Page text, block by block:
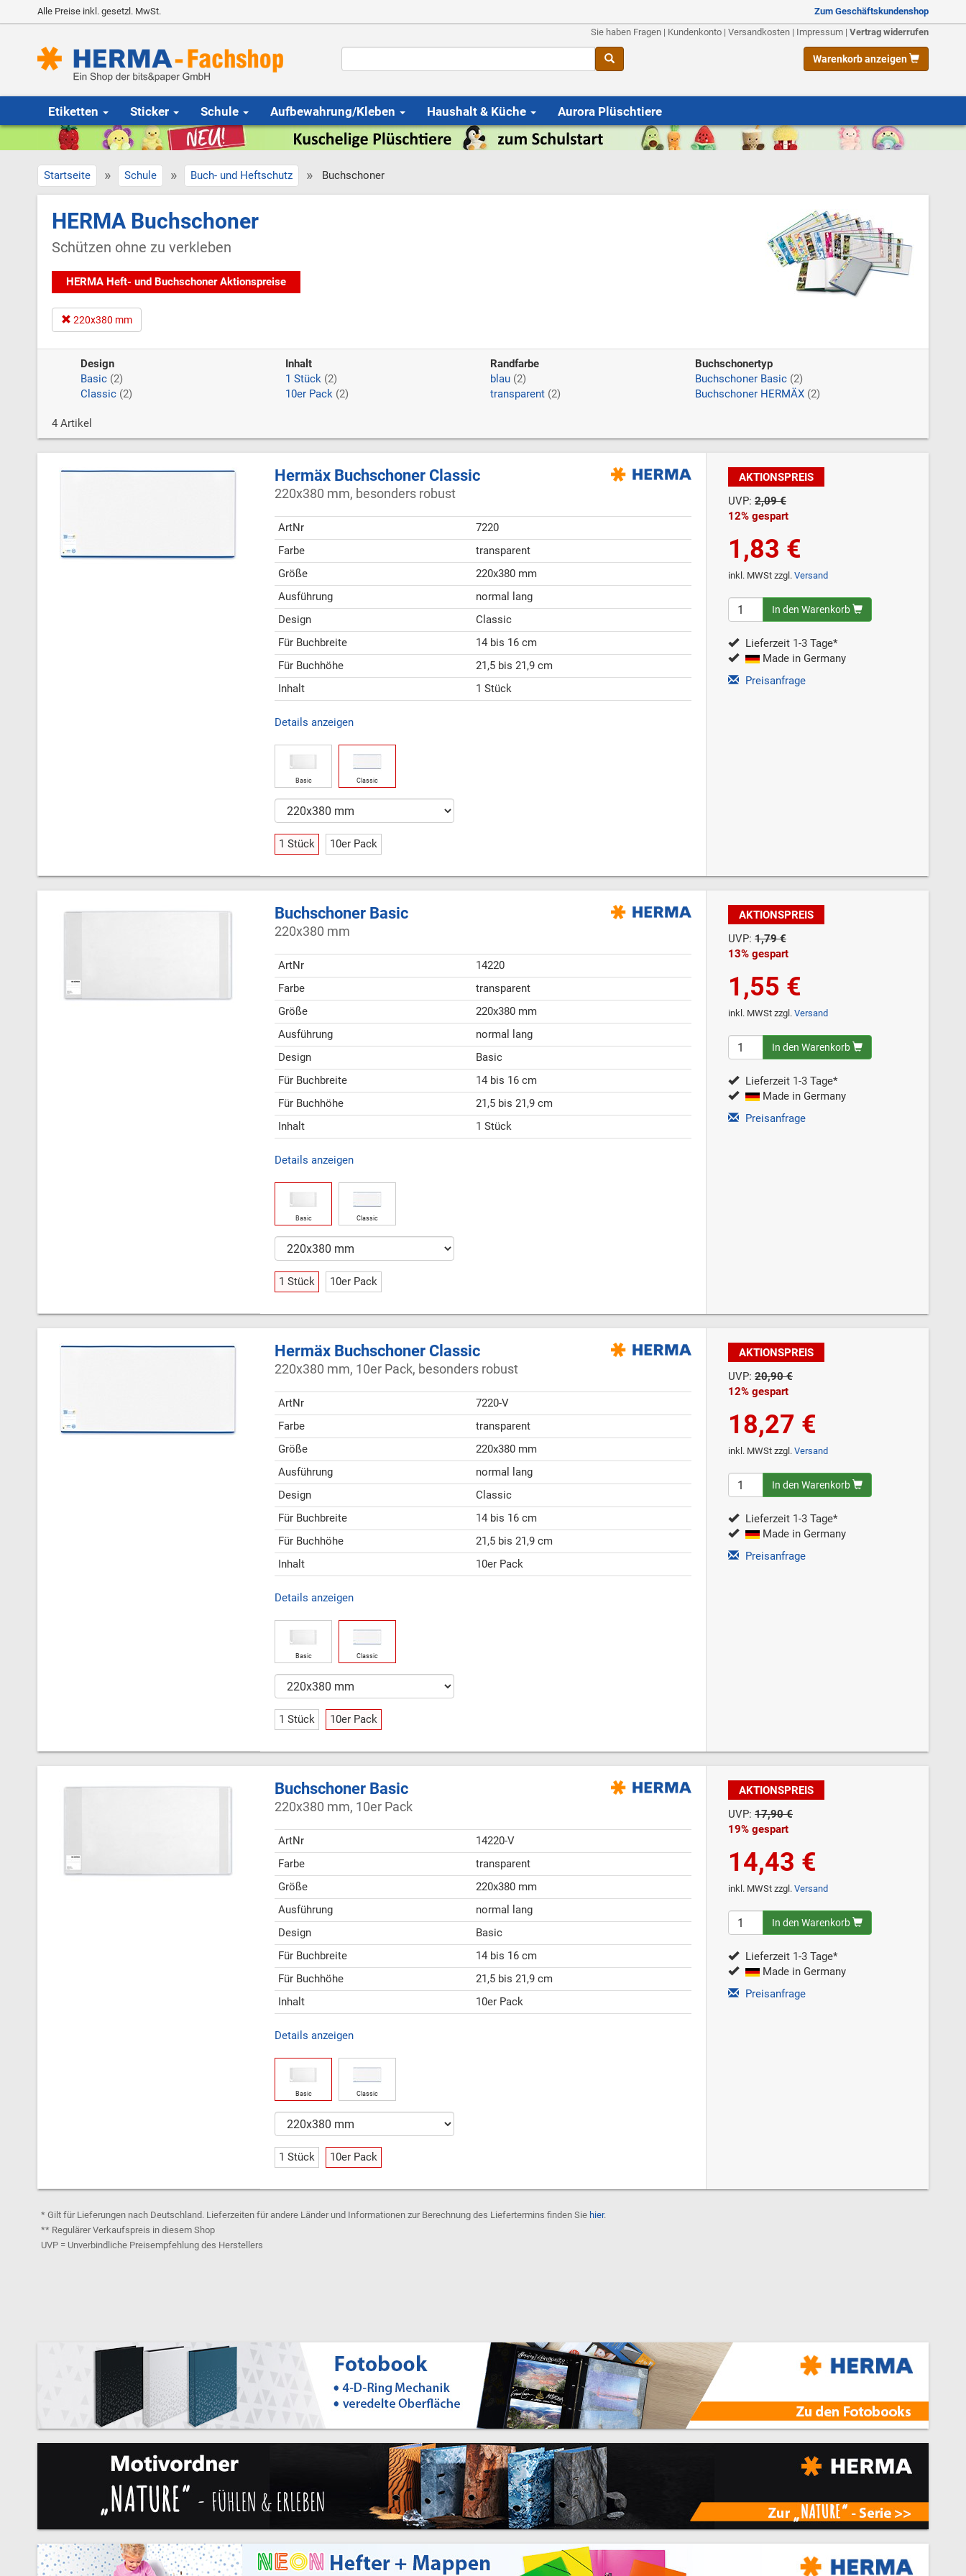
Alle Preise inkl. gesetzl. MwSt.
Zum Geschäftskundenshop
Sie haben Fragen | Kundenkonto | Versandkosten | Impressum | Vertrag widerrufen
Warenkorb anzeigen
Etiketten Sticker Schule Aufbewahrung/Kleben Haushalt & Küche Aurora Plüschtiere
Startseite » Schule » Buch- und Heftschutz » Buchschoner
HERMA Buchschoner
Schützen ohne zu verkleben
HERMA Heft- und Buchschoner Aktionspreise
220x380 mm
Design
Basic (2)
Classic (2)
Inhalt
1 Stück (2)
10er Pack (2)
Randfarbe
blau (2)
transparent (2)
Buchschonertyp
Buchschoner Basic (2)
Buchschoner HERMÄX (2)
4 Artikel
Hermäx Buchschoner Classic
220x380 mm, besonders robust
ArtNr
7220
Farbe
transparent
Größe
220x380 mm
Ausführung
normal lang
Design
Classic
Für Buchbreite
14 bis 16 cm
Für Buchhöhe
21,5 bis 21,9 cm
Inhalt
1 Stück
Details anzeigen
Basic Classic
1 Stück 10er Pack
AKTIONSPREIS
UVP: 2,09 €
12% gespart
1,83 €
inkl. MWSt zzgl. Versand
In den Warenkorb
Lieferzeit 1-3 Tage*
Made in Germany
Preisanfrage
Buchschoner Basic
220x380 mm
ArtNr
14220
Farbe
transparent
Größe
220x380 mm
Ausführung
normal lang
Design
Basic
Für Buchbreite
14 bis 16 cm
Für Buchhöhe
21,5 bis 21,9 cm
Inhalt
1 Stück
Details anzeigen
Basic Classic
1 Stück 10er Pack
AKTIONSPREIS
UVP: 1,79 €
13% gespart
1,55 €
inkl. MWSt zzgl. Versand
In den Warenkorb
Lieferzeit 1-3 Tage*
Made in Germany
Preisanfrage
Hermäx Buchschoner Classic
220x380 mm, 10er Pack, besonders robust
ArtNr
7220-V
Farbe
transparent
Größe
220x380 mm
Ausführung
normal lang
Design
Classic
Für Buchbreite
14 bis 16 cm
Für Buchhöhe
21,5 bis 21,9 cm
Inhalt
10er Pack
Details anzeigen
Basic Classic
1 Stück 10er Pack
AKTIONSPREIS
UVP: 20,90 €
12% gespart
18,27 €
inkl. MWSt zzgl. Versand
In den Warenkorb
Lieferzeit 1-3 Tage*
Made in Germany
Preisanfrage
Buchschoner Basic
220x380 mm, 10er Pack
ArtNr
14220-V
Farbe
transparent
Größe
220x380 mm
Ausführung
normal lang
Design
Basic
Für Buchbreite
14 bis 16 cm
Für Buchhöhe
21,5 bis 21,9 cm
Inhalt
10er Pack
Details anzeigen
Basic Classic
1 Stück 10er Pack
AKTIONSPREIS
UVP: 17,90 €
19% gespart
14,43 €
inkl. MWSt zzgl. Versand
In den Warenkorb
Lieferzeit 1-3 Tage*
Made in Germany
Preisanfrage
* Gilt für Lieferungen nach Deutschland. Lieferzeiten für andere Länder und Informationen zur Berechnung des Liefertermins finden Sie hier.
** Regulärer Verkaufspreis in diesem Shop
UVP = Unverbindliche Preisempfehlung des Herstellers